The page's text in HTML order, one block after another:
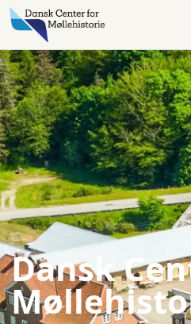
Dansk